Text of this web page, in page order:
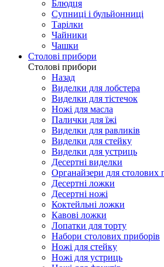
Блюдця
Супниці і бульйонниці
Тарілки
Чайники
Чашки
Столові прибори
Столові прибори
Назад
Виделки для лобстера
Виделки для тістечок
Ножі для масла
Палички для їжі
Виделки для равликів
Виделки для стейку
Виделки для устриць
Десертні виделки
Органайзери для столових
Десертні ложки
Десертні ножі
Коктейльні ложки
Кавові ложки
Лопатки для торту
Набори столових приборів
Ножі для стейку
Ножі для устриць